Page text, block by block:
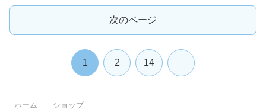
次のページ
1 2 14
ホーム ショップ